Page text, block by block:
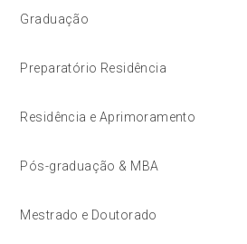
Graduação
Preparatório Residência
Residência e Aprimoramento
Pós-graduação & MBA
Mestrado e Doutorado